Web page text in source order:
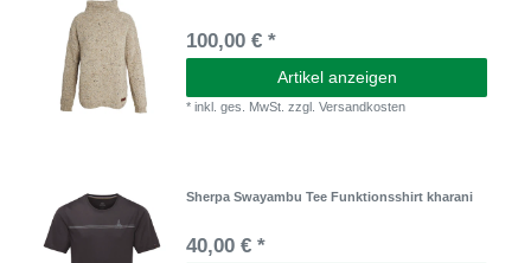
100,00 € *
Artikel anzeigen
*inkl. ges. MwSt. zzgl.Versandkosten
Sherpa Swayambu Tee Funktionsshirt kharani
40,00 € *